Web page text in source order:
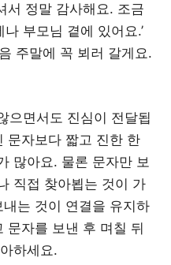
서 정말 감사해요. 조금
부모님 곁에 있어요.’
주말에 꼭 뵈러 갈게요.
으면서도 진심이 전달됩
문자보다 짧고 진한 한
많아요. 물론 문자만 보
직접 찾아뵙는 것이 가
는 것이 연결을 유지하
문자를 보낸 후 며칠 뒤
하세요.